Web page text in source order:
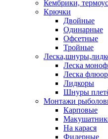
Кембрики,
Крючки
Двойные
Одинарные
Офсетные
Тройные
Леска
Леска
Лидкоры
Шнуры
Монтажи
Карповые
На карася
Фидерные